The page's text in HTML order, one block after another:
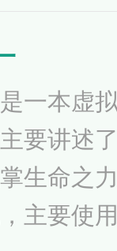
领域与
”依靠此
架首日首
竞技题
一本虚
要讲述
生命之
主要使